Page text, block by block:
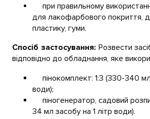
при правильному
для лакофарбового покриття,
пластику, гуми.
Спосіб застосування: Розвести
відповідно до обладнання, яке
пінокомплект: 1:3 (330-340 мл
води);
піногенератор, садовий
34 мл засобу на 1 літр води).